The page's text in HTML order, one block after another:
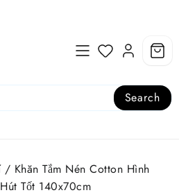
Search
/ Khăn Tắm Nén Cotton Hình
Tốt 140x70cm